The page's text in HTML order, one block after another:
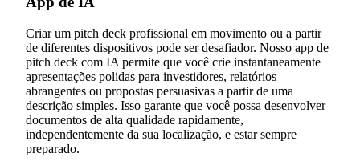
Criar um pitch deck profissional em movimento ou a partir
de diferentes dispositivos pode ser desafiador. Nosso app de
pitch deck com IA permite que você crie instantaneamente
apresentações polidas para investidores, relatórios
abrangentes ou propostas persuasivas a partir de uma
descrição simples. Isso garante que você possa desenvolver
documentos de alta qualidade rapidamente,
independentemente da sua localização, e estar sempre
preparado.